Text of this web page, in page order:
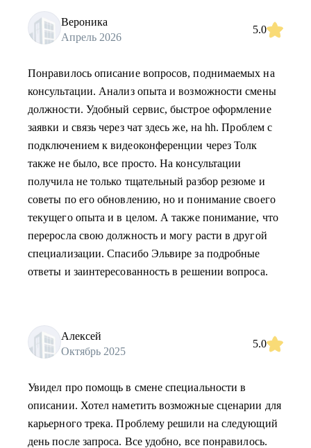
Вероника
Апрель 2026
5.0
Понравилось описание вопросов, поднимаемых на
консультации. Анализ опыта и возможности смены
должности. Удобный сервис, быстрое оформление
заявки и связь через чат здесь же, на hh. Проблем с
подключением к видеоконференции через Толк
также не было, все просто. На консультации
получила не только тщательный разбор резюме и
советы по его обновлению, но и понимание своего
текущего опыта и в целом. А также понимание, что
переросла свою должность и могу расти в другой
специализации. Спасибо Эльвире за подробные
ответы и заинтересованность в решении вопроса.
Алексей
Октябрь 2025
5.0
Увидел про помощь в смене специальности в
описании. Хотел наметить возможные сценарии для
карьерного трека. Проблему решили на следующий
день после запроса. Все удобно, все понравилось.